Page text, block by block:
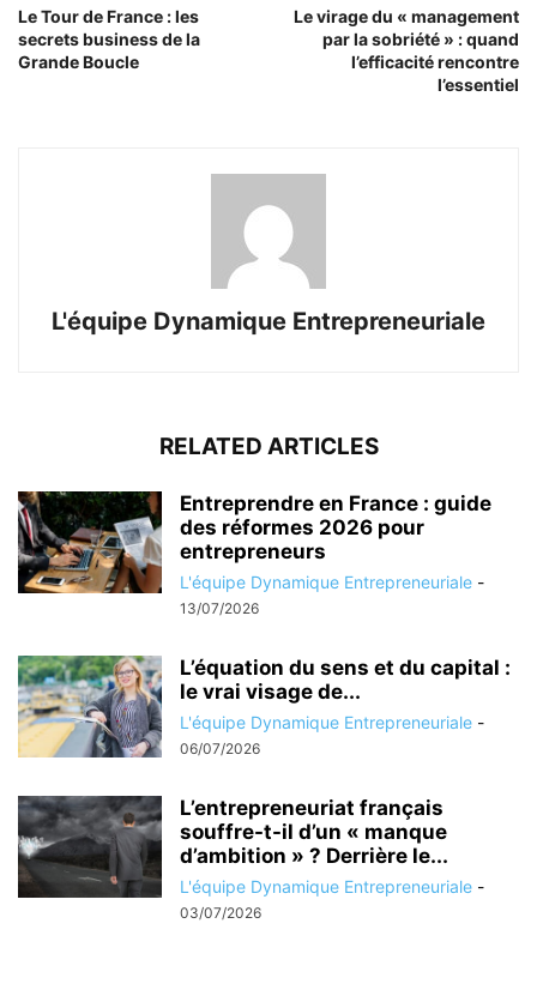
Le Tour de France : les
secrets business de la
Grande Boucle
Le virage du « management
par la sobriété » : quand
l’efficacité rencontre
l’essentiel
L'équipe Dynamique Entrepreneuriale
RELATED ARTICLES
Entreprendre en France : guide
des réformes 2026 pour
entrepreneurs
L'équipe Dynamique Entrepreneuriale -
13/07/2026
L’équation du sens et du capital :
le vrai visage de...
L'équipe Dynamique Entrepreneuriale -
06/07/2026
L’entrepreneuriat français
souffre-t-il d’un « manque
d’ambition » ? Derrière le...
L'équipe Dynamique Entrepreneuriale -
03/07/2026